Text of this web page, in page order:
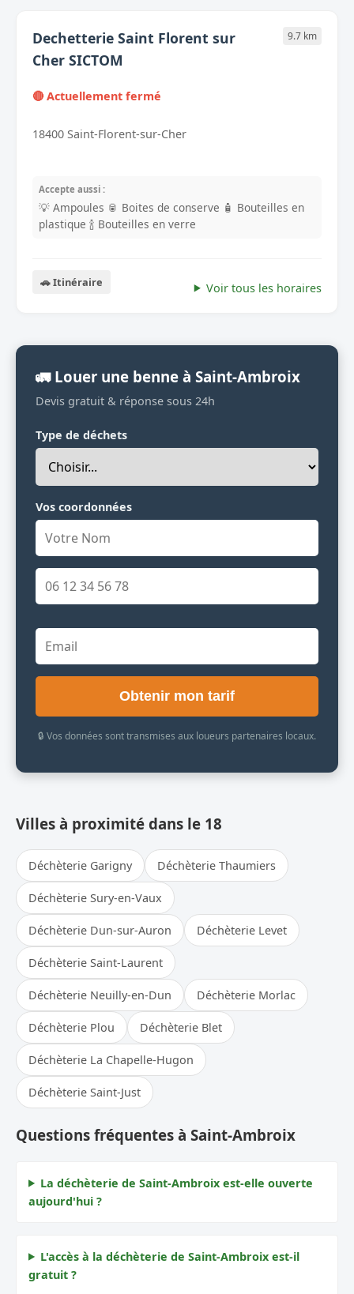
Dechetterie Saint Florent sur
Cher SICTOM
9.7 km
🔴 Actuellement fermé
18400 Saint-Florent-sur-Cher
Accepte aussi :
💡 Ampoules 🥫 Boites de conserve 🧴 Bouteilles en
plastique 🍾 Bouteilles en verre
🚗 Itinéraire Voir tous les horaires
🚛 Louer une benne à Saint-Ambroix
Devis gratuit & réponse sous 24h
Type de déchets
Vos coordonnées
Obtenir mon tarif
🔒 Vos données sont transmises aux loueurs partenaires locaux.
Villes à proximité dans le 18
Déchèterie Garigny Déchèterie Thaumiers
Déchèterie Sury-en-Vaux
Déchèterie Dun-sur-Auron Déchèterie Levet
Déchèterie Saint-Laurent
Déchèterie Neuilly-en-Dun Déchèterie Morlac
Déchèterie Plou Déchèterie Blet
Déchèterie La Chapelle-Hugon
Déchèterie Saint-Just
Questions fréquentes à Saint-Ambroix
La déchèterie de Saint-Ambroix est-elle ouverte
aujourd'hui ?
L'accès à la déchèterie de Saint-Ambroix est-il
gratuit ?